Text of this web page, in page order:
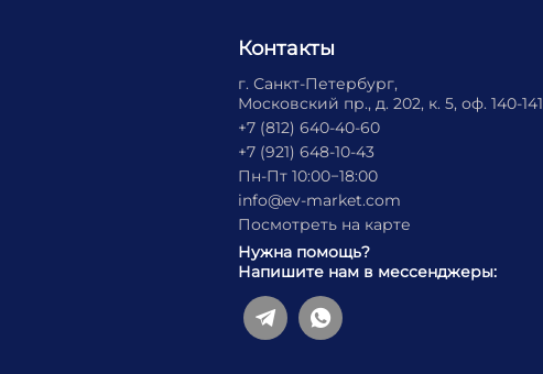
Контакты
г. Санкт-Петербург,
Московский пр., д. 202, к. 5, оф. 140-141
+7 (812) 640-40-60
+7 (921) 648-10-43
Пн-Пт 10:00−18:00
info@ev-market.com
Посмотреть на карте
Нужна помощь?
Напишите нам в мессенджеры: